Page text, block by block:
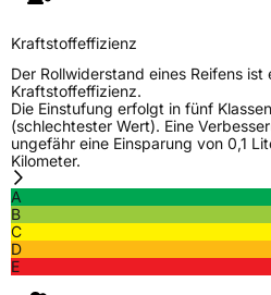
Kraftstoffeffizienz
Der Rollwiderstand eines Reifens
Kraftstoffeffizienz.
Die Einstufung erfolgt in fünf
(schlechtester Wert). Eine
ungefähr eine Einsparung von 0,1
Kilometer.
A
B
C
D
E